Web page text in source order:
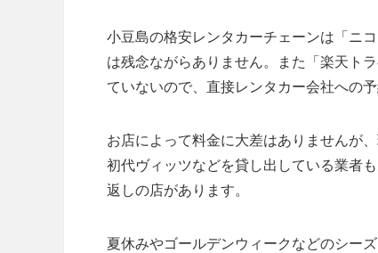
小豆島の格安レンタカーチェーンは「ニ
は残念ながらありません。また「楽天ト
ていないので、直接レンタカー会社への予
お店によって料金に大差はありませんが
初代ヴィッツなどを貸し出している業者
返しの店があります。
夏休みやゴールデンウィークなどのシー